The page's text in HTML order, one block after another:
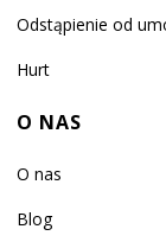
Odstąpienie od
Hurt
O NAS
O nas
Blog